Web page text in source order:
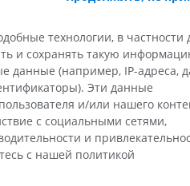
технологии, в частности
и сохранять такую
данные (например, IP-адреса,
Эти данные
и/или нашего
с социальными сетями,
и
с нашей политикой